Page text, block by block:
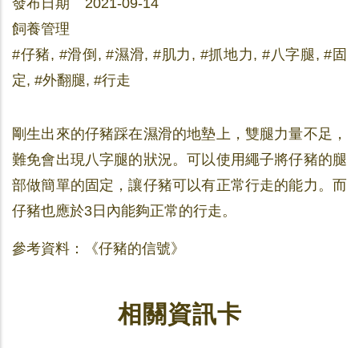
發布日期 2021-09-14
飼養管理
#仔豬, #滑倒, #濕滑, #肌力, #抓地力, #八字腿, #固
定, #外翻腿, #行走
剛生出來的仔豬踩在濕滑的地墊上，雙腿力量不足，
難免會出現八字腿的狀況。可以使用繩子將仔豬的腿
部做簡單的固定，讓仔豬可以有正常行走的能力。而
仔豬也應於3日內能夠正常的行走。
參考資料：《仔豬的信號》
相關資訊卡